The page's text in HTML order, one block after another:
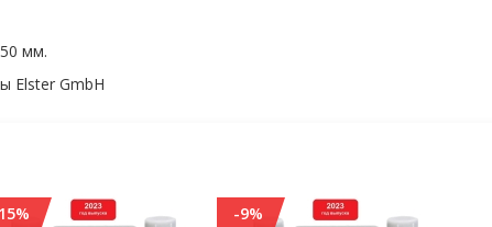
мм.
Elster GmbH
-9%